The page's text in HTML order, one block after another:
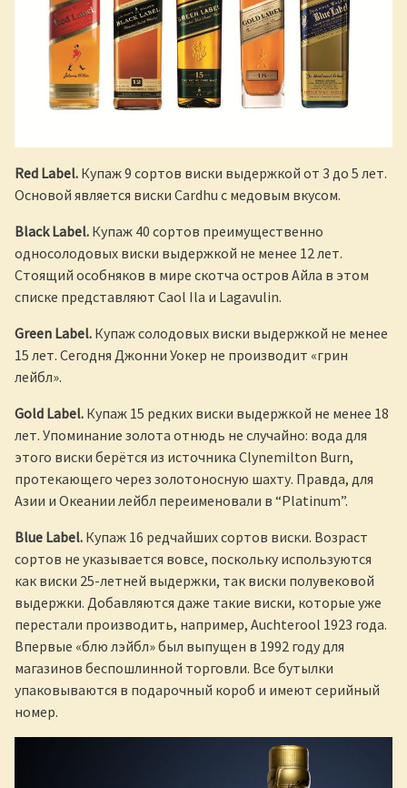
Red Label. Купаж 9 сортов виски выдержкой от 3 до 5 лет.
Основой является виски Cardhu с медовым вкусом.
Black Label. Купаж 40 сортов преимущественно
односолодовых виски выдержкой не менее 12 лет.
Стоящий особняков в мире скотча остров Айла в этом
списке представляют Caol Ila и Lagavulin.
Green Label. Купаж солодовых виски выдержкой не менее
15 лет. Сегодня Джонни Уокер не производит «грин
лейбл».
Gold Label. Купаж 15 редких виски выдержкой не менее 18
лет. Упоминание золота отнюдь не случайно: вода для
этого виски берётся из источника Clynemilton Burn,
протекающего через золотоносную шахту. Правда, для
Азии и Океании лейбл переименовали в “Platinum”.
Blue Label. Купаж 16 редчайших сортов виски. Возраст
сортов не указывается вовсе, поскольку используются
как виски 25-летней выдержки, так виски полувековой
выдержки. Добавляются даже такие виски, которые уже
перестали производить, например, Auchterool 1923 года.
Впервые «блю лэйбл» был выпущен в 1992 году для
магазинов беспошлинной торговли. Все бутылки
упаковываются в подарочный короб и имеют серийный
номер.